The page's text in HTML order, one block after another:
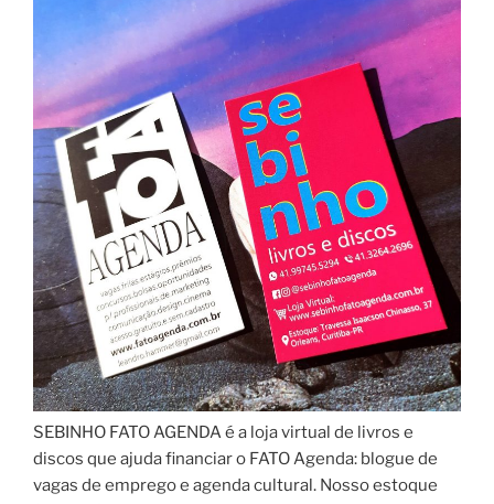
SEBINHO FATO AGENDA é a loja virtual de livros e
discos que ajuda financiar o FATO Agenda: blogue de
vagas de emprego e agenda cultural. Nosso estoque